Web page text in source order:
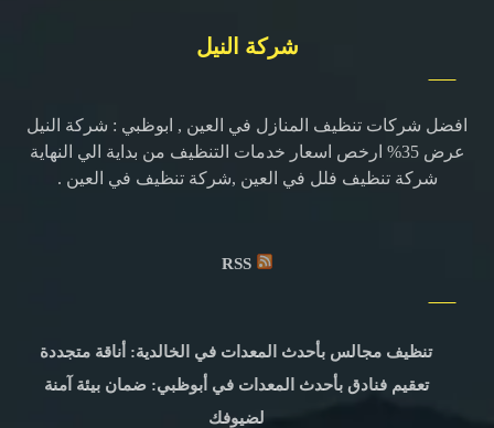
شركة النيل
افضل شركات تنظيف المنازل في العين , ابوظبي : شركة النيل
عرض 35% ارخص اسعار خدمات التنظيف من بداية الي النهاية
شركة تنظيف فلل في العين ,شركة تنظيف في العين .
RSS
تنظيف مجالس بأحدث المعدات في الخالدية: أناقة متجددة
تعقيم فنادق بأحدث المعدات في أبوظبي: ضمان بيئة آمنة
لضيوفك